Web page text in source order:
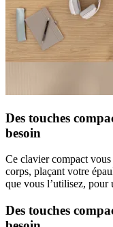
Des touches
besoin
Ce clavier compact
corps, plaçant votre
que vous l’utilisez, pour
Des touches